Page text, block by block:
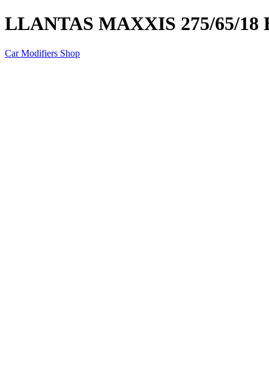
LLANTAS MAXXIS 275/65/18
Car Modifiers Shop